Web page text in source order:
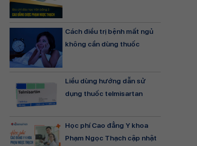
Cách điều trị bệnh mất ngủ
không cần dùng thuốc
Liều dùng hướng dẫn sử
dụng thuốc telmisartan
Học phí Cao đẳng Y khoa
Phạm Ngọc Thạch cập nhật